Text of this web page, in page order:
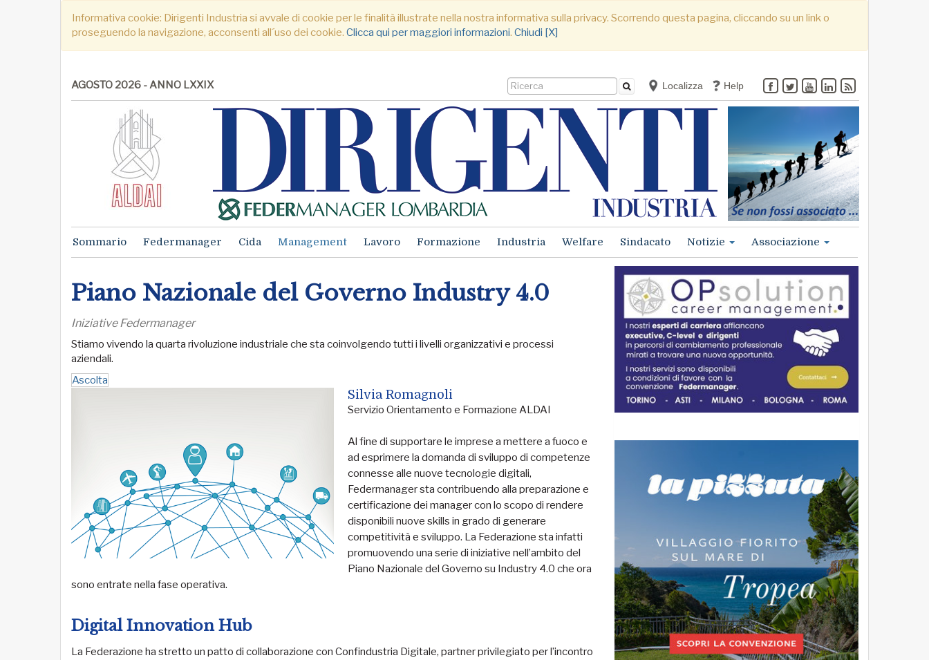
Informativa cookie: Dirigenti Industria si avvale di cookie per le finalità illustrate nella nostra informativa sulla privacy. Scorrendo questa pagina, cliccando su un link o
proseguendo la navigazione, acconsenti all´uso dei cookie. Clicca qui per maggiori informazioni. Chiudi [X]
AGOSTO 2026 - ANNO LXXIX Localizza Help
Sommario Federmanager Cida Management Lavoro Formazione Industria Welfare Sindacato Notizie Associazione
Piano Nazionale del Governo Industry 4.0
Iniziative Federmanager
Stiamo vivendo la quarta rivoluzione industriale che sta coinvolgendo tutti i livelli organizzativi e processi
aziendali.
Ascolta
Silvia Romagnoli
Servizio Orientamento e Formazione ALDAI
Al fine di supportare le imprese a mettere a fuoco e
ad esprimere la domanda di sviluppo di competenze
connesse alle nuove tecnologie digitali,
Federmanager sta contribuendo alla preparazione e
certificazione dei manager con lo scopo di rendere
disponibili nuove skills in grado di generare
competitività e sviluppo. La Federazione sta infatti
promuovendo una serie di iniziative nell’ambito del
Piano Nazionale del Governo su Industry 4.0 che ora
sono entrate nella fase operativa.
Digital Innovation Hub
La Federazione ha stretto un patto di collaborazione con Confindustria Digitale, partner privilegiato per l’incontro